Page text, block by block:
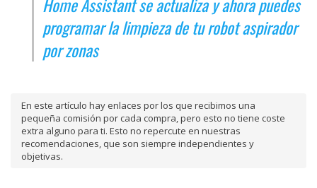
programar la limpieza de tu robot aspirador
por zonas
En este artículo hay enlaces por los que recibimos una
pequeña comisión por cada compra, pero esto no tiene coste
extra alguno para ti. Esto no repercute en nuestras
recomendaciones, que son siempre independientes y
objetivas.